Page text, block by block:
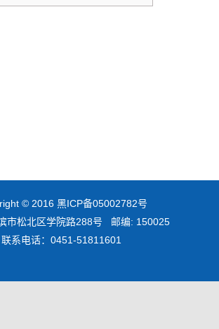
© 2016 黑ICP备05002782号
市松北区学院路288号 邮编: 150025
联系电话：0451-51811601